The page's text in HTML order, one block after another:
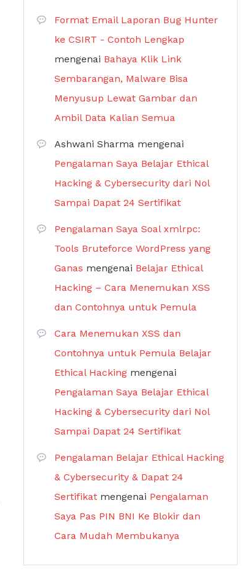
Format Email Laporan Bug Hunter
ke CSIRT - Contoh Lengkap
mengenai Bahaya Klik Link
Sembarangan, Malware Bisa
Menyusup Lewat Gambar dan
Ambil Data Kalian Semua
Ashwani Sharma mengenai
Pengalaman Saya Belajar Ethical
Hacking & Cybersecurity dari Nol
Sampai Dapat 24 Sertifikat
Pengalaman Saya Soal xmlrpc:
Tools Bruteforce WordPress yang
Ganas mengenai Belajar Ethical
Hacking – Cara Menemukan XSS
dan Contohnya untuk Pemula
Cara Menemukan XSS dan
Contohnya untuk Pemula Belajar
Ethical Hacking mengenai
Pengalaman Saya Belajar Ethical
Hacking & Cybersecurity dari Nol
Sampai Dapat 24 Sertifikat
Pengalaman Belajar Ethical Hacking
& Cybersecurity & Dapat 24
Sertifikat mengenai Pengalaman
Saya Pas PIN BNI Ke Blokir dan
Cara Mudah Membukanya